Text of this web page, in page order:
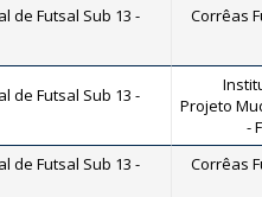
de Futsal Sub 13 -
Corrêas
de Futsal Sub 13 -
Projeto
-
de Futsal Sub 13 -
Corrêas